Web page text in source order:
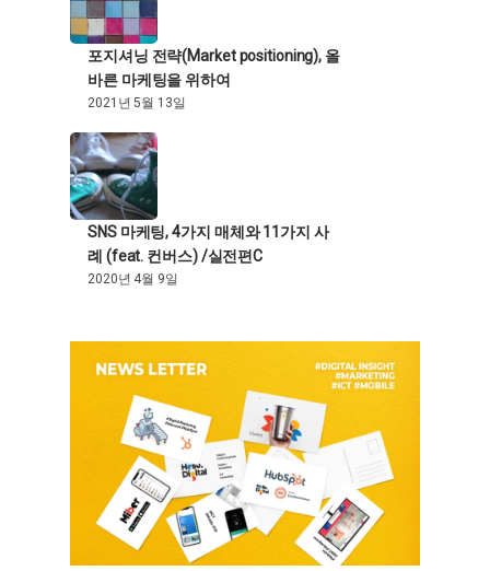
포지셔닝 전략(Market positioning), 올
바른 마케팅을 위하여
2021년 5월 13일
SNS 마케팅, 4가지 매체와 11가지 사
례 (feat. 컨버스) /실전편C
2020년 4월 9일